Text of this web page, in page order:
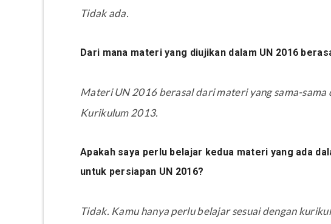
Tidak ada.
Dari mana materi yang diujikan dalam UN 2016
Materi UN 2016 berasal dari materi yang sama-
Kurikulum 2013.
Apakah saya perlu belajar kedua materi yang ada
untuk persiapan UN 2016?
Tidak. Kamu hanya perlu belajar sesuai dengan